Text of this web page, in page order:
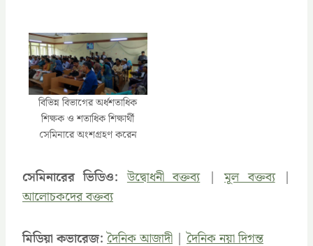
বিভিন্ন বিভাগের অর্ধশতাধিক
শিক্ষক ও শতাধিক শিক্ষার্থী
সেমিনারে অংশগ্রহণ করেন
সেমিনারের ভিডিও: উদ্বোধনী বক্তব্য|মূল বক্তব্য |
আলোচকদের বক্তব্য
মিডিয়া কভারেজ: দৈনিক আজাদী |দৈনিক নয়া দিগন্ত